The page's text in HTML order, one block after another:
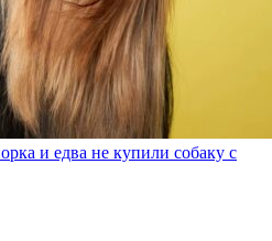
и едва не купили собаку с